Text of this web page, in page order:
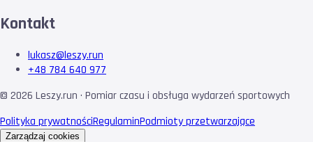
Kontakt
lukasz@leszy.run
+48 784 640 977
© 2026 Leszy.run · Pomiar czasu i obsługa wydarzeń sportowych
Polityka prywatnościRegulaminPodmioty przetwarzające
Zarządzaj cookies